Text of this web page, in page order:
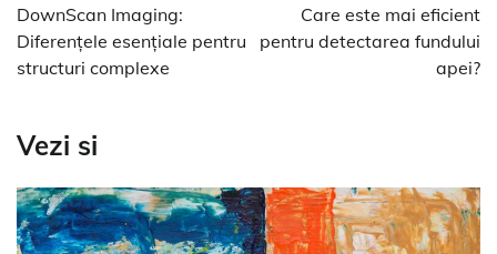
articole
DownScan Imaging:
Diferențele esențiale pentru
structuri complexe
Care este mai eficient
pentru detectarea fundului
apei?
Vezi si